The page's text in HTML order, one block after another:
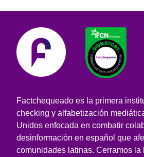
Factchequeado es la primera
checking y alfabetización
Unidos enfocada en combatir
desinformación en español que
comunidades latinas. Cerramos la